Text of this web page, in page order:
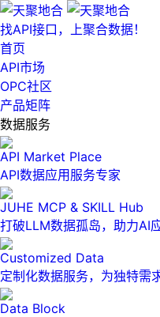
找API接口，上聚合数据！
首页
API市场
OPC社区
产品矩阵
数据服务
API Market Place
API数据应用服务专家
JUHE MCP & SKILL Hub
打破LLM数据孤岛，助力AI
Customized Data
定制化数据服务，为独特需
Data Block